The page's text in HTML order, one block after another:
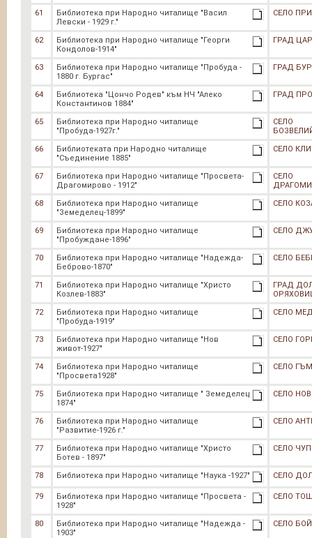
61
Библиотека при Народно читалище "Васил
Левски - 1929 г."
СЕЛО
62
Библиотека при Народно читалище "Георги
Кондолов-1914"
ГРАД
63
Библиотека при Народно читалище "Пробуда -
1880 г. Бургас"
ГРАД
64
Библиотека "Цончо Родев" към НЧ "Алеко
Константинов 1884"
ГРАД
65
Библиотека при Народно читалище
"Пробуда-1927г."
СЕЛО
66
Библиотеката при Народно читалище
"Съединение 1885"
СЕЛО
67
Библиотека при Народно читалище "Просвета-
Драгомирово - 1912"
СЕЛО
68
Библиотека при Народно читалище
"Земеделец-1899"
СЕЛО
69
Библиотека при Народно читалище
"Пробуждане-1896"
СЕЛО
70
Библиотека при Народно читалище "Надежда-
Беброво-1870"
СЕЛО
71
Библиотека при Народно читалище "Христо
Козлев-1883"
ГРАД
72
Библиотека при Народно читалище
"Пробуда-1919"
СЕЛО
73
Библиотека при Народно читалище "Нов
живот-1927"
СЕЛО
74
Библиотека при Народно читалище
"Просвета1928"
СЕЛО
75
Библиотека при Народно читалище " Земеделец
1874"
СЕЛО
76
Библиотека при Народно читалище
"Развитие-1926 г."
СЕЛО
77
Библиотека при Народно читалище "Христо
Ботев - 1897"
СЕЛО
78 Библиотека при Народно читалище "Наука -1927" СЕЛО
79
Библиотека при Народно читалище "Просвета -
1928"
СЕЛО
80
Библиотека при Народно читалище "Надежда -
1903"
СЕЛО